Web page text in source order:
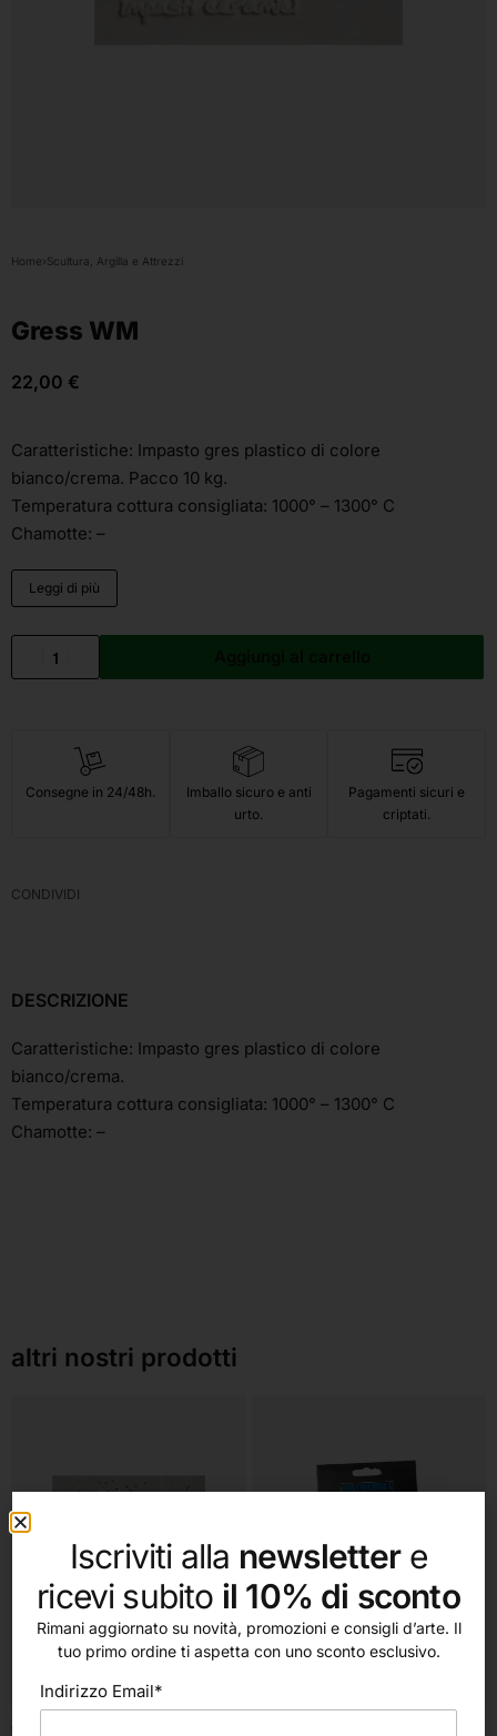
Home›Scultura, Argilla e Attrezzi
Gress WM
22,00 €
Caratteristiche: Impasto gres plastico di colore
bianco/crema. Pacco 10 kg.
Temperatura cottura consigliata: 1000° – 1300° C
Chamotte: –
Leggi di più
Consegne in 24/48h.
Imballo sicuro e anti
urto.
Pagamenti sicuri e
criptati.
CONDIVIDI
DESCRIZIONE
Caratteristiche: Impasto gres plastico di colore
bianco/crema.
Temperatura cottura consigliata: 1000° – 1300° C
Chamotte: –
altri nostri prodotti
Iscriviti alla newslettere
ricevi subito il 10% di sconto
Rimani aggiornato su novità, promozioni e consigli d’arte. Il
tuo primo ordine ti aspetta con uno sconto esclusivo.
Indirizzo Email*